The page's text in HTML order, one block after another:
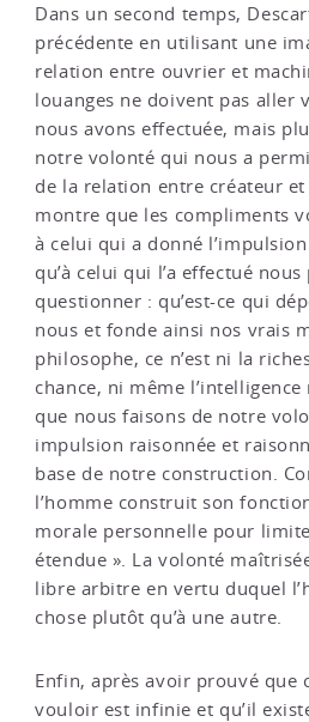
Dans un second temps,
précédente en utilisant une
relation entre ouvrier et
louanges ne doivent pas aller
nous avons effectuée, mais
notre volonté qui nous a
de la relation entre créateur
montre que les compliments
à celui qui a donné
qu’à celui qui l’a effectué
questionner : qu’est-ce qui
nous et fonde ainsi nos vrais
philosophe, ce n’est ni la
chance, ni même
que nous faisons de notre
impulsion raisonnée et
base de notre construction.
l’homme construit son
morale personnelle pour
étendue ». La volonté
libre arbitre en vertu duquel
chose plutôt qu’à une autre.
Enfin, après avoir prouvé que
vouloir est infinie et qu’il